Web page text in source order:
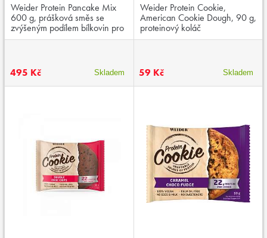
Weider Protein Pancake Mix
600 g, prášková směs se
zvýšeným podílem bílkovin pro
přípravu palačinek
495 Kč Skladem
Weider Protein Cookie,
American Cookie Dough, 90 g,
proteinový koláč
59 Kč Skladem